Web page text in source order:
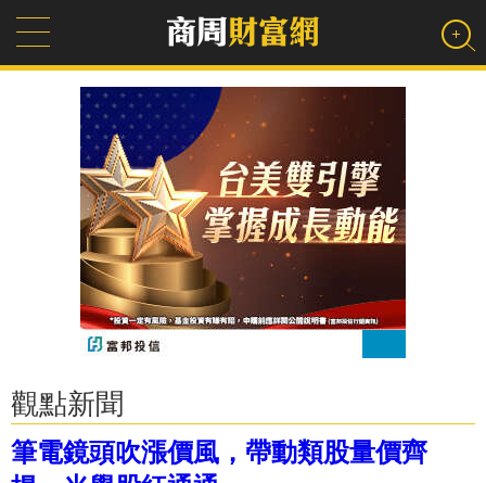
觀點新聞
筆電鏡頭吹漲價風，帶動類股量價齊